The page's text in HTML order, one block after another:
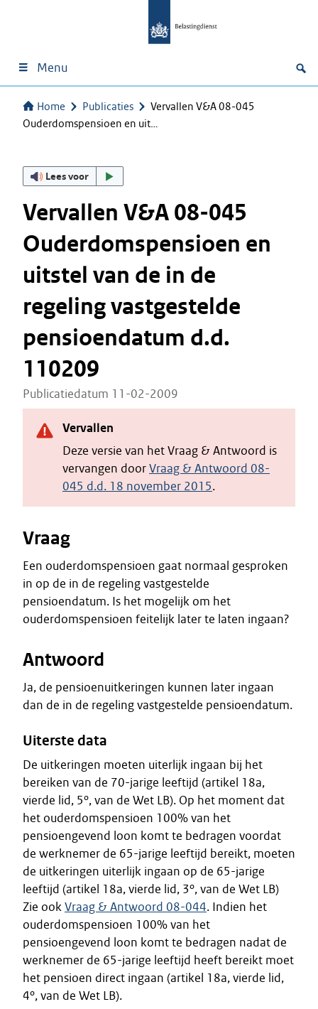
Menu
Home Publicaties
Vervallen V&A 08-045
Ouderdomspensioen en uit…
Lees voor
Vervallen V&A 08-045
Ouderdomspensioen en
uitstel van de in de
regeling vastgestelde
pensioendatum d.d.
110209
Publicatiedatum 11-02-2009
Vervallen
Deze versie van het Vraag & Antwoord is
vervangen doorVraag & Antwoord 08-
045 d.d. 18 november 2015.
Vraag
Een ouderdomspensioen gaat normaal gesproken
in op de in de regeling vastgestelde
pensioendatum. Is het mogelijk om het
ouderdomspensioen feitelijk later te laten ingaan?
Antwoord
Ja, de pensioenuitkeringen kunnen later ingaan
dan de in de regeling vastgestelde pensioendatum.
Uiterste data
De uitkeringen moeten uiterlijk ingaan bij het
bereiken van de 70-jarige leeftijd (artikel 18a,
vierde lid, 5º, van de Wet LB). Op het moment dat
het ouderdomspensioen 100% van het
pensioengevend loon komt te bedragen voordat
de werknemer de 65-jarige leeftijd bereikt, moeten
de uitkeringen uiterlijk ingaan op de 65-jarige
leeftijd (artikel 18a, vierde lid, 3º, van de Wet LB)
Zie ookVraag & Antwoord 08-044. Indien het
ouderdomspensioen 100% van het
pensioengevend loon komt te bedragen nadat de
werknemer de 65-jarige leeftijd heeft bereikt moet
het pensioen direct ingaan (artikel 18a, vierde lid,
4º, van de Wet LB).